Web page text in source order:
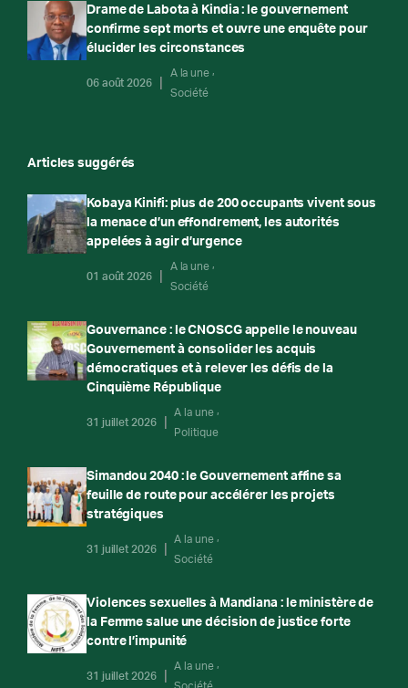
Drame de Labota à Kindia : le gouvernement
confirme sept morts et ouvre une enquête pour
élucider les circonstances
06 août 2026
A la une
Société
Articles suggérés
Kobaya Kinifi: plus de 200 occupants vivent sous
la menace d’un effondrement, les autorités
appelées à agir d’urgence
01 août 2026
A la une
Société
Gouvernance : le CNOSCG appelle le nouveau
Gouvernement à consolider les acquis
démocratiques et à relever les défis de la
Cinquième République
31 juillet 2026
A la une
Politique
Simandou 2040 : le Gouvernement affine sa
feuille de route pour accélérer les projets
stratégiques
31 juillet 2026
A la une
Société
Violences sexuelles à Mandiana : le ministère de
la Femme salue une décision de justice forte
contre l’impunité
31 juillet 2026
A la une